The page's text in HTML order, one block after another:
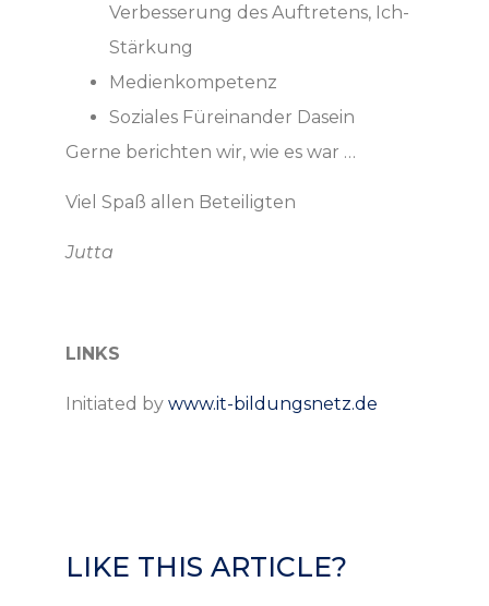
Verbesserung des Auftretens, Ich-
Stärkung
Medienkompetenz
Soziales Füreinander Dasein
Gerne berichten wir, wie es war …
Viel Spaß allen Beteiligten
Jutta
LINKS
Initiated by www.it-bildungsnetz.de
LIKE THIS ARTICLE?